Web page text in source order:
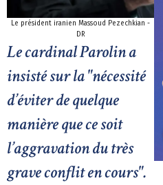
Le président iranien Massoud Pezechkian -
DR
Le cardinal Parolin a
insisté sur la "nécessité
d’éviter de quelque
manière que ce soit
l’aggravation du très
grave conflit en cours".